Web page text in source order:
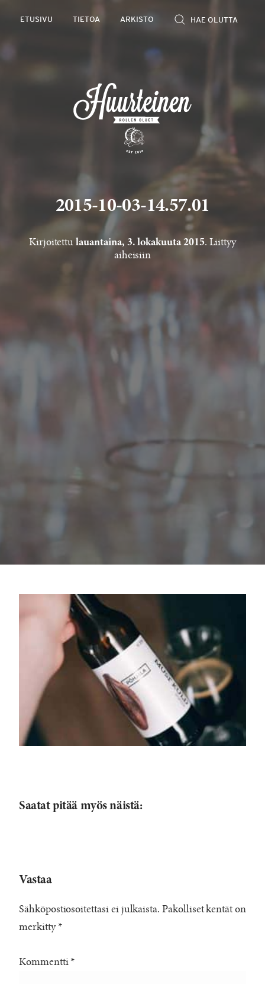
ETUSIVU TIETOA ARKISTO
2015-10-03-14.57.01
Kirjoitettulauantaina, 3. lokakuuta 2015. Liittyy
aiheisiin
Saatat pitää myös näistä:
Vastaa
Sähköpostiosoitettasi ei julkaista. Pakolliset kentät on
merkitty *
Kommentti *